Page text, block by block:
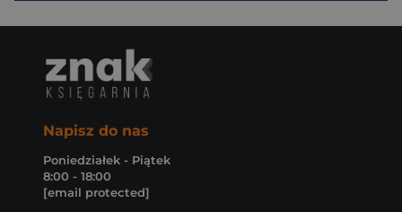
Napisz do nas
Poniedziałek - Piątek
8:00 - 18:00
[email protected]